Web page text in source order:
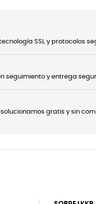
SSL y protocolos
seguimiento y entrega
solucionamos gratis y sin